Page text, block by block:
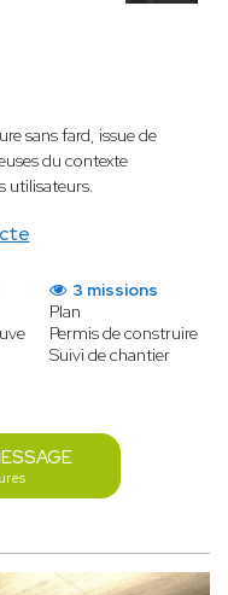
sans fard, issue de
du contexte
utilisateurs.
3 missions
Plan
Permis de construire
Suivi de chantier